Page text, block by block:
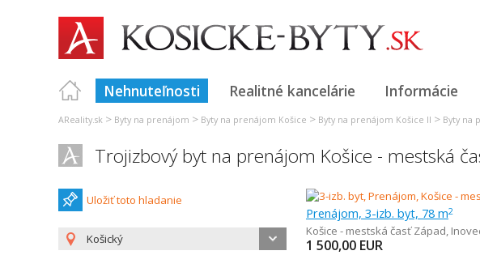
Nehnuteľnosti Realitné kancelárie Informácie
AReality.sk > Byty na prenájom > Byty na prenájom Košice > Byty na prenájom Košice II > Byty na
Trojizbový byt na prenájom Košice - mestská
Uložiť toto hladanie
Košický
Prenájom, 3-izb. byt, 78 m2
Košice - mestská časť Západ,
1 500,00 EUR